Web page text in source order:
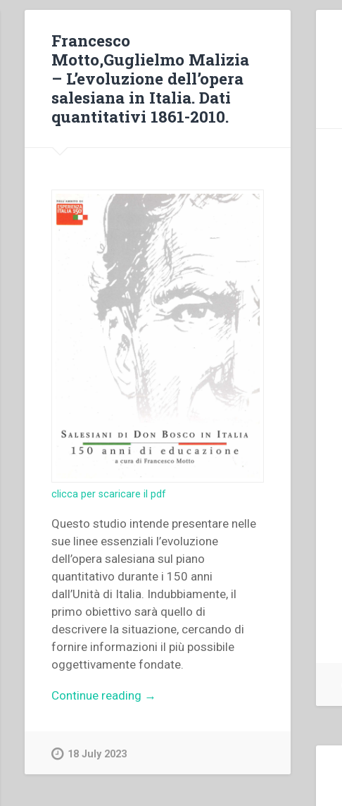
Francesco
Motto,Guglielmo Malizia
– L’evoluzione dell’opera
salesiana in Italia. Dati
quantitativi 1861-2010.
clicca per scaricare il pdf
Questo studio intende presentare nelle
sue linee essenziali l’evoluzione
dell’opera salesiana sul piano
quantitativo durante i 150 anni
dall’Unità di Italia. Indubbiamente, il
primo obiettivo sarà quello di
descrivere la situazione, cercando di
fornire informazioni il più possibile
oggettivamente fondate.
Continue reading “Francesco
→
18 July 2023